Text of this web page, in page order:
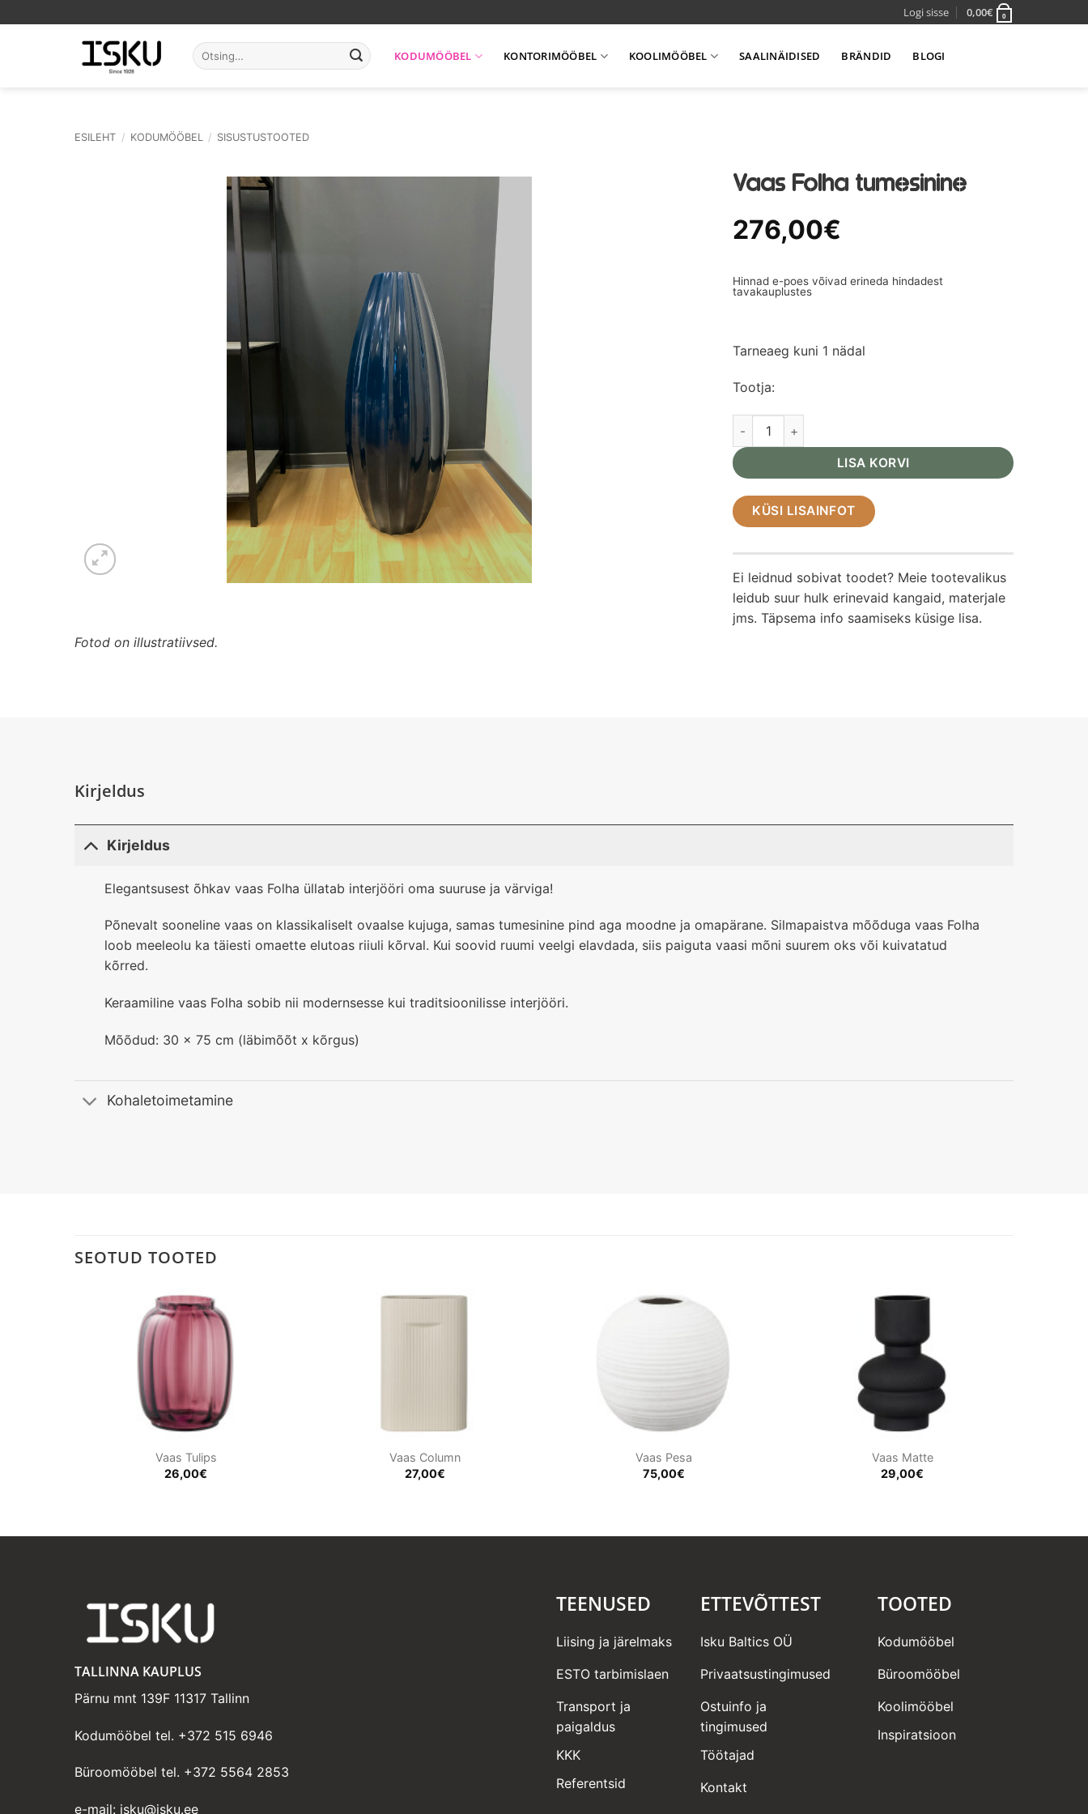
to
Logi sisse 0,00€ 0
Otsi: KODUMÖÖBEL KONTORIMÖÖBEL KOOLIMÖÖBEL SAALINÄIDISED BRÄNDID BLOGI
ESILEHT / KODUMÖÖBEL / SISUSTUSTOOTED
Fotod on illustratiivsed.
Vaas Folha tumesinine
276,00€
Hinnad e-poes võivad erineda hindadest
tavakauplustes
Tarneaeg kuni 1 nädal
Tootja:
Vaas Folha tumesinine kogus
LISA KORVI
KÜSI LISAINFOT
Ei leidnud sobivat toodet? Meie tootevalikus
leidub suur hulk erinevaid kangaid, materjale
jms. Täpsema info saamiseks küsige lisa.
Kirjeldus
Kirjeldus
Elegantsusest õhkav vaas Folha üllatab interjööri oma suuruse ja värviga!
Põnevalt sooneline vaas on klassikaliselt ovaalse kujuga, samas tumesinine pind aga moodne ja omapärane. Silmapaistva mõõduga vaas Folha
loob meeleolu ka täiesti omaette elutoas riiuli kõrval. Kui soovid ruumi veelgi elavdada, siis paiguta vaasi mõni suurem oks või kuivatatud
kõrred.
Keraamiline vaas Folha sobib nii modernsesse kui traditsioonilisse interjööri.
Mõõdud: 30 x 75 cm (läbimõõt x kõrgus)
Kohaletoimetamine
SEOTUD TOOTED
Vaas Tulips
26,00€
Vaas Column
27,00€
Vaas Pesa
75,00€
Vaas Matte
29,00€
TALLINNA KAUPLUS
Pärnu mnt 139F 11317 Tallinn
Kodumööbel tel. +372 515 6946
Büroomööbel tel. +372 5564 2853
e-mail: isku@isku.ee
TEENUSED
Liising ja järelmaks
ESTO tarbimislaen
Transport ja
paigaldus
KKK
Referentsid
ETTEVÕTTEST
Isku Baltics OÜ
Privaatsustingimused
Ostuinfo ja
tingimused
Töötajad
Kontakt
TOOTED
Kodumööbel
Büroomööbel
Koolimööbel
Inspiratsioon